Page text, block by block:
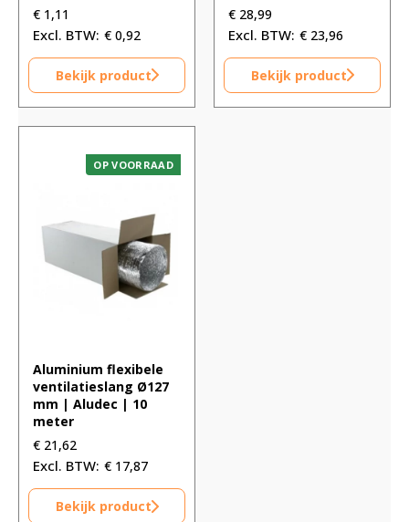
€ 1,11
€ 0,92
Bekijk product
€ 28,99
€ 23,96
Bekijk product
OP VOORRAAD
Aluminium flexibele
ventilatieslang Ø127
mm | Aludec | 10
meter
€ 21,62
€ 17,87
Bekijk product